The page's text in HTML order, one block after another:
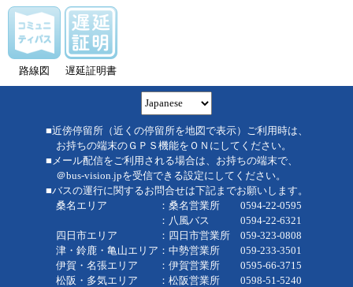
路線図 遅延証明書
■近傍停留所（近くの停留所を地図で表示）ご利用時は、
お持ちの端末のＧＰＳ機能をＯＮにしてください。
■メール配信をご利用される場合は、お持ちの端末で、
＠bus-vision.jpを受信できる設定にしてください。
■バスの運行に関するお問合せは下記までお願いします。
桑名エリア ：桑名営業所 0594-22-0595
：八風バス 0594-22-6321
四日市エリア ：四日市営業所 059-323-0808
津・鈴鹿・亀山エリア：中勢営業所 059-233-3501
伊賀・名張エリア ：伊賀営業所 0595-66-3715
松阪・多気エリア ：松阪営業所 0598-51-5240